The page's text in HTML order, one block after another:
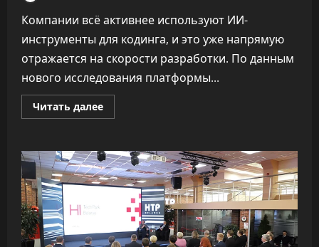
Компании всё активнее используют ИИ-
инструменты для кодинга, и это уже напрямую
отражается на скорости разработки. По данным
нового исследования платформы...
Читать далееПрочитать
больше
ИИ
почти
удвоил
скорость
разработки
софта,
обрушив
качество